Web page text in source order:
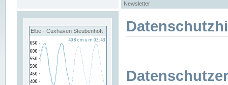
Newsletter
Elbe - Cuxhaven Steubenhöft